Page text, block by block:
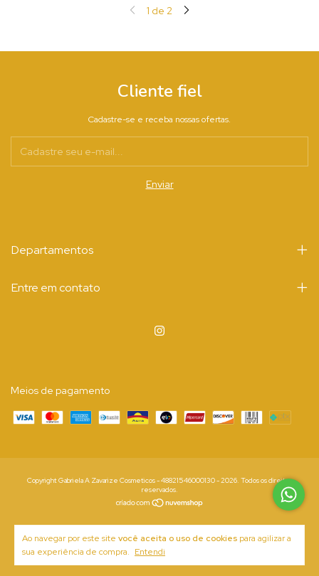
Ao navegar por este site você aceita o uso de cookies para agilizar a
sua experiência de compra. Entendi
1 de 2
Cliente fiel
Cadastre-se e receba nossas ofertas.
Departamentos
Entre em contato
Meios de pagamento
Copyright Gabriela A Zavarize Cosmeticos - 48821546000130 - 2026. Todos os direitos
reservados.